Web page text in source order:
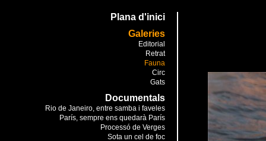
Plana d'inici
Galeries
Editorial
Retrat
Fauna
Circ
Gats
Documentals
Rio de Janeiro, entre samba i faveles
París, sempre ens quedarà París
Processó de Verges
Sota un cel de foc